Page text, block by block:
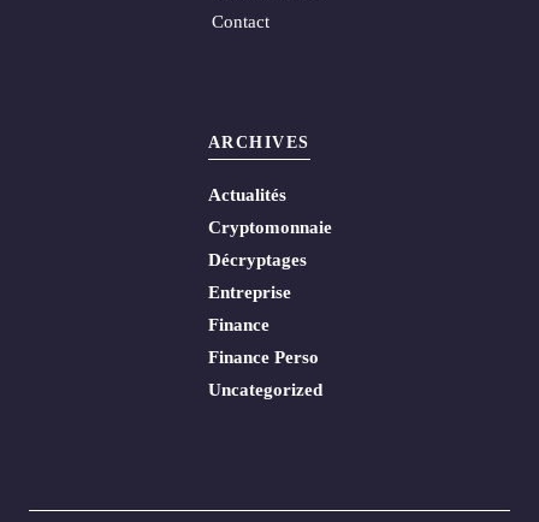
Contact
ARCHIVES
Actualités
Cryptomonnaie
Décryptages
Entreprise
Finance
Finance Perso
Uncategorized